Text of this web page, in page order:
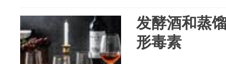
发酵酒和蒸
形毒素